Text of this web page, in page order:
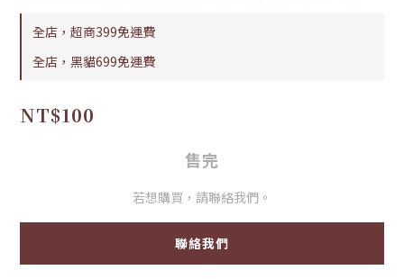
全店，超商399免運費
全店，黑貓699免運費
NT$100
售完
若想購買，請聯絡我們。
聯絡我們